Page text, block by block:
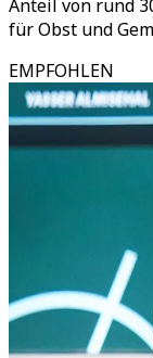
Anteil von rund
für Obst und
EMPFOHLEN